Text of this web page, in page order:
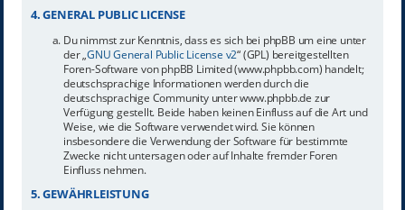
4. GENERAL PUBLIC LICENSE
Du nimmst zur Kenntnis, dass es sich bei phpBB um eine unter
der „GNU General Public License v2“ (GPL) bereitgestellten
Foren-Software von phpBB Limited (www.phpbb.com) handelt;
deutschsprachige Informationen werden durch die
deutschsprachige Community unter www.phpbb.de zur
Verfügung gestellt. Beide haben keinen Einfluss auf die Art und
Weise, wie die Software verwendet wird. Sie können
insbesondere die Verwendung der Software für bestimmte
Zwecke nicht untersagen oder auf Inhalte fremder Foren
Einfluss nehmen.
5. GEWÄHRLEISTUNG